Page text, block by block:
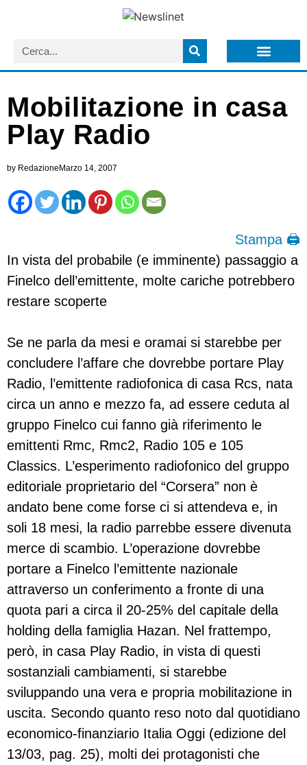
Mobilitazione in casa
Play Radio
by RedazioneMarzo 14, 2007
Stampa 🖨
In vista del probabile (e imminente) passaggio a
Finelco dell’emittente, molte cariche potrebbero
restare scoperte
Se ne parla da mesi e oramai si starebbe per
concludere l’affare che dovrebbe portare Play
Radio, l’emittente radiofonica di casa Rcs, nata
circa un anno e mezzo fa, ad essere ceduta al
gruppo Finelco cui fanno già riferimento le
emittenti Rmc, Rmc2, Radio 105 e 105
Classics. L’esperimento radiofonico del gruppo
editoriale proprietario del “Corsera” non è
andato bene come forse ci si attendeva e, in
soli 18 mesi, la radio parrebbe essere divenuta
merce di scambio. L’operazione dovrebbe
portare a Finelco l’emittente nazionale
attraverso un conferimento a fronte di una
quota pari a circa il 20-25% del capitale della
holding della famiglia Hazan. Nel frattempo,
però, in casa Play Radio, in vista di questi
sostanziali cambiamenti, si starebbe
sviluppando una vera e propria mobilitazione in
uscita. Secondo quanto reso noto dal quotidiano
economico-finanziario Italia Oggi (edizione del
13/03, pag. 25), molti dei protagonisti che